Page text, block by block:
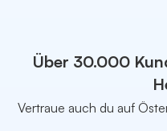
Über 30.000
Vertraue auch du auf